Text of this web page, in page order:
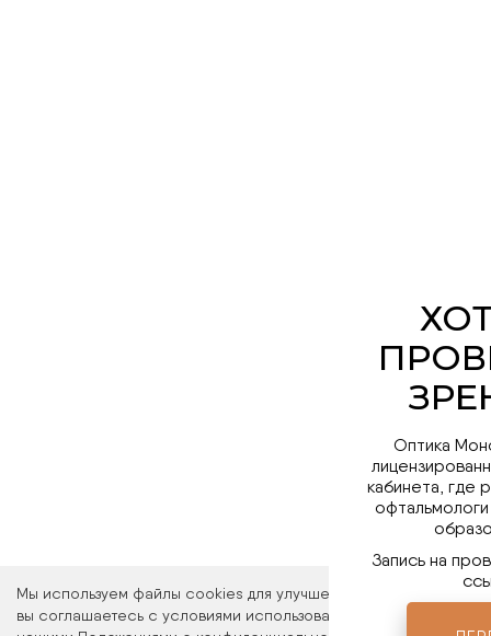
Мы используем файлы cookies для улучшения работы сайта.
вы соглашаетесь с условиями использования файлов cookies.
Оптика
кабинета, где
Запись на